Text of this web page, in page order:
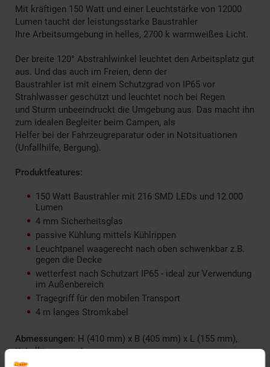
Mit kräftigen 150 Watt und einer Leuchtstärke von 12000
Lumen taucht der leistungsstarke Baustrahler
Ihre Arbeitsumgebung in helles, 2700 k warmweißes Licht.
Der breite 120° Abstrahlwinkel leuchtet den Arbeitsplatz gut
aus. Und das auch im Freien, denn der
Baustrahler ist mit einem Schutzgrad von IP65 vor
Strahlwasser geschützt und leuchtet noch bei Regen
und Sturm unbeeindruckt die Umgebung aus. Das macht ihn
zum idealen Begleiter beim Campen, als
Helfer bei der Fahrzeugreparatur oder in Notsituationen
(Unfallhilfe, Bergung).
Produktfeatures:
150 Watt Baustrahler mit 216 SMD LEDs und 12.000
Lumen
4 mm Sicherheitsglas
passive Kühlung mittels Kühlrippen
Leuchtpanel waagerecht nach oben schwenkbar z.B.
gegen die Decke
wetterfest nach Schutzart IP65 - ideal zur Verwendung
im Außenbereich
Tragegriff für den mobilen Transport
4 m langes Stromkabel
Abmessungen: H (410 mm) x B (405 mm) x L (155 mm),
Kabellänge: ca. 4 m